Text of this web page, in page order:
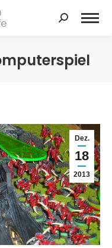
Search:
Dez.
18
2013